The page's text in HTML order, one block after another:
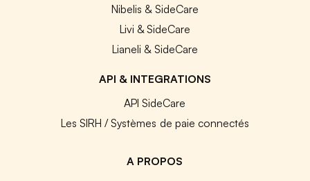
Nibelis & SideCare
Livi & SideCare
Lianeli & SideCare
API & INTEGRATIONS
API SideCare
Les SIRH / Systèmes de paie connectés
A PROPOS